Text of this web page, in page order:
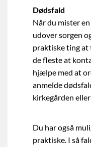
Dødsfald
Når du mister
udover sorgen
praktiske ting
de fleste at
hjælpe med at
anmelde
kirkegården
Du har også
praktiske. I så